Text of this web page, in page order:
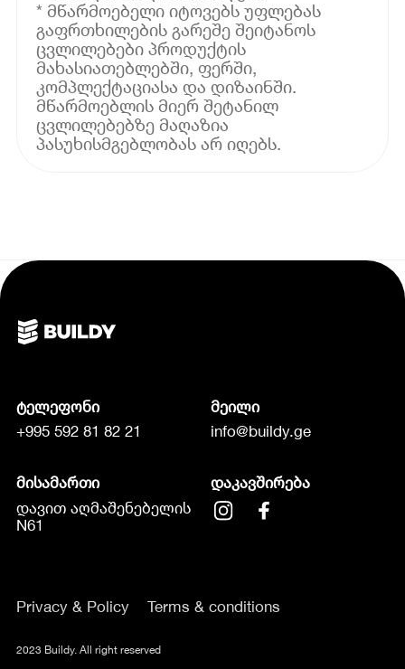
* მწარმოებელი იტოვებს უფლებას
გაფრთხილების გარეშე შეიტანოს
ცვლილებები პროდუქტის
მახასიათებლებში, ფერში,
კომპლექტაციასა და დიზაინში.
მწარმოებლის მიერ შეტანილ
ცვლილებებზე მაღაზია
პასუხისმგებლობას არ იღებს.
ტელეფონი
+995 592 81 82 21
მეილი
info@buildy.ge
მისამართი
დავით აღმაშენებელის
N61
დაკავშირება
Privacy & Policy Terms & conditions
2023 Buildy. All right reserved